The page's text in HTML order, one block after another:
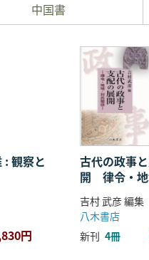
中国書
: 観察と
円
古代の政事
開 律令・地
係
吉村 武彦 編集
八木書店
新刊 4冊